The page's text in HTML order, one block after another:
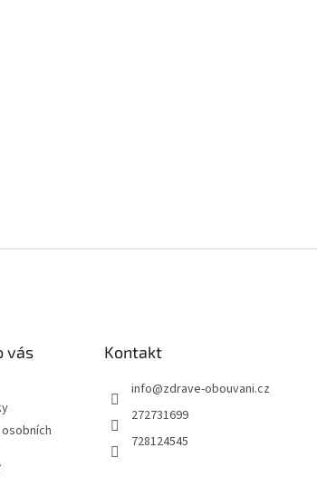
vás Kontakt
info@zdrave-obouvani.cz
272731699
728124545